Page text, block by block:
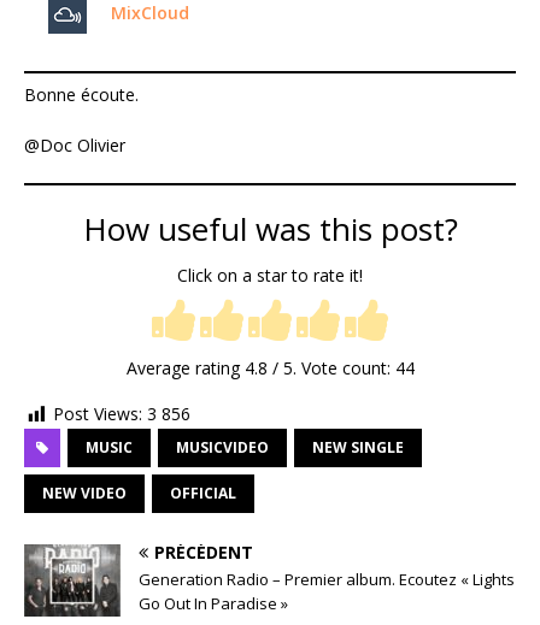
MixCloud
Bonne écoute.
@Doc Olivier
How useful was this post?
Click on a star to rate it!
Average rating 4.8 / 5. Vote count: 44
Post Views: 3 856
MUSIC MUSICVIDEO NEW SINGLE
NEW VIDEO OFFICIAL
PRÉCÉDENT
Generation Radio – Premier album. Ecoutez « Lights
Go Out In Paradise »